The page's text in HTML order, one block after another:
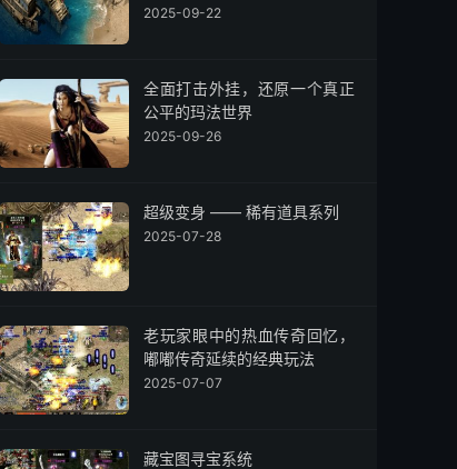
2025-09-22
全面打击外挂，还原一个真正
公平的玛法世界
2025-09-26
超级变身 —— 稀有道具系列
2025-07-28
老玩家眼中的热血传奇回忆，
嘟嘟传奇延续的经典玩法
2025-07-07
藏宝图寻宝系统